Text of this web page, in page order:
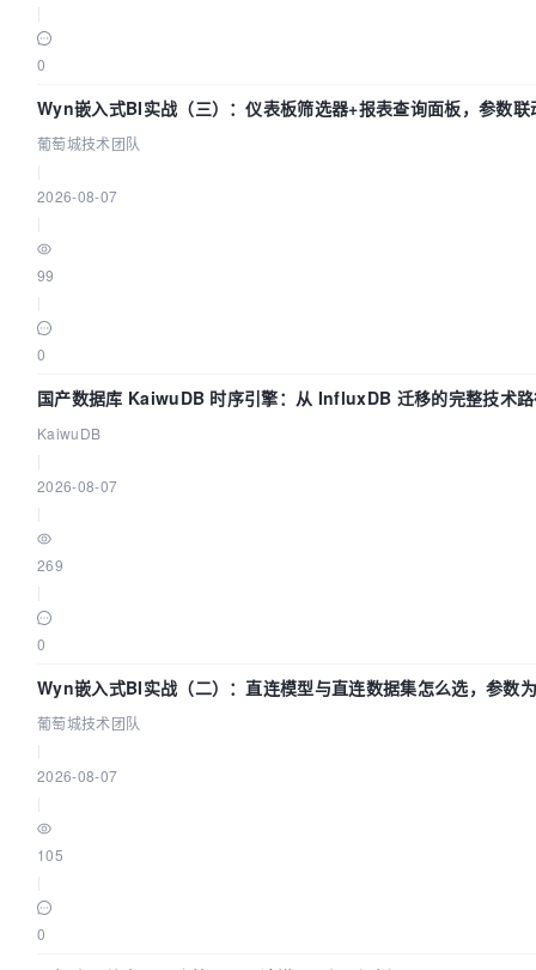
0
Wyn嵌入式BI实战（三）：仪表板筛选器+报表查询面板，参数联
葡萄城技术团队
2026-08-07
99
0
国产数据库 KaiwuDB 时序引擎：从 InfluxDB 迁移的完整技术
KaiwuDB
2026-08-07
269
0
Wyn嵌入式BI实战（二）：直连模型与直连数据集怎么选，参数
葡萄城技术团队
2026-08-07
105
0